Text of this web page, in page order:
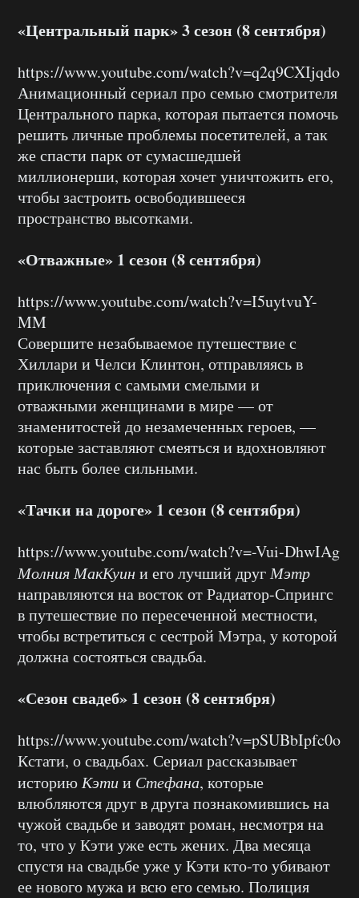
«Центральный парк» 3 сезон (8 сентября)
https://www.youtube.com/watch?v=q2q9CXIjqdo
Анимационный сериал про семью смотрителя
Центрального парка, которая пытается помочь
решить личные проблемы посетителей, а так
же спасти парк от сумасшедшей
миллионерши, которая хочет уничтожить его,
чтобы застроить освободившееся
пространство высотками.
«Отважные» 1 сезон (8 сентября)
https://www.youtube.com/watch?v=I5uytvuY-
MM
Совершите незабываемое путешествие с
Хиллари и Челси Клинтон, отправляясь в
приключения с самыми смелыми и
отважными женщинами в мире — от
знаменитостей до незамеченных героев, —
которые заставляют смеяться и вдохновляют
нас быть более сильными.
«Тачки на дороге» 1 сезон (8 сентября)
https://www.youtube.com/watch?v=-Vui-DhwIAg
Молния МакКуин и его лучший друг Мэтр
направляются на восток от Радиатор-Спрингс
в путешествие по пересеченной местности,
чтобы встретиться с сестрой Мэтра, у которой
должна состояться свадьба.
«Сезон свадеб» 1 сезон (8 сентября)
https://www.youtube.com/watch?v=pSUBbIpfc0o
Кстати, о свадьбах. Сериал рассказывает
историю Кэтии Стефана, которые
влюбляются друг в друга познакомившись на
чужой свадьбе и заводят роман, несмотря на
то, что у Кэти уже есть жених. Два месяца
спустя на свадьбе уже у Кэти кто-то убивают
ее нового мужа и всю его семью. Полиция